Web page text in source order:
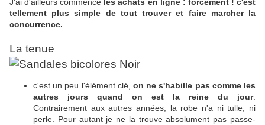
tellement plus simple de tout trouver et faire marcher la
concurrence.
La tenue
c'est un peu l'élément clé, on ne s'habille pas comme les
autres jours quand on est la reine du jour.
Contrairement aux autres années, la robe n'a ni tulle, ni
perle. Pour autant je ne la trouve absolument pas passe-